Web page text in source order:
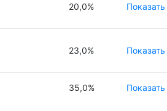
20,0%
23,0%
35,0%